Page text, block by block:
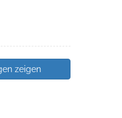
zeigen